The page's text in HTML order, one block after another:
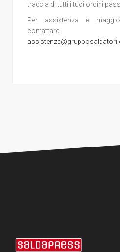
traccia di tutti i tuoi ordini
Per assistenza e
contattarci